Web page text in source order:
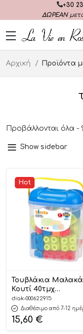
+30
ΔΩΡΕΑΝ
Αρχική Προϊόντα
Προβάλλονται όλα -
Show sidebar
Hot
Τουβλάκια
Κουτί 40τμχ
(21×13,5×26εκ)
5205698721311 3+ –
diak-000622915
Διαθέσιμο από 7-12
15,60 €